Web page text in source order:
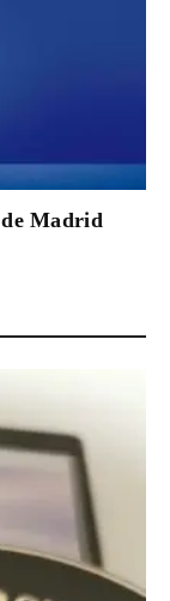
Madrid